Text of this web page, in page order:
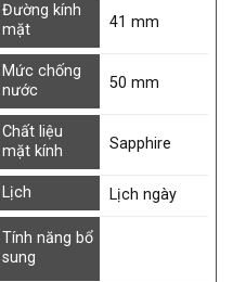
Đường kính
mặt
41 mm
Mức chống
nước
50 mm
Chất liệu
mặt kính
Sapphire
Lịch Lịch ngày
Tính năng bổ
sung